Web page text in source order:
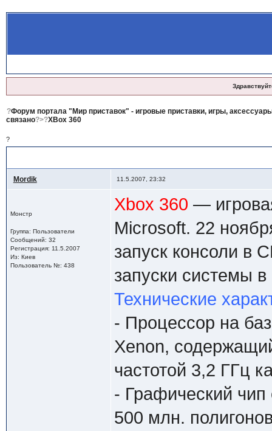
?Форум портала "Мир приставок" - игровые приставки, игры,
связано?>?XBox 360
?
Mordik 11.5.2007, 23:32
Монстр
Группа: Пользователи
Сообщений: 32
Регистрация: 11.5.2007
Из: Киев
Пользователь №: 438
Xbox 360 —
Microsoft. 22
запуск консоли в
запуски системы
Технические
- Процессор на
Xenon,
частотой 3,2 ГГц
- Графический
500 млн.